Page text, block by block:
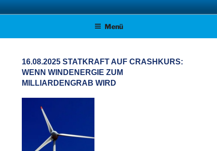
Zum
Inhalt AFD KREISVERBAND STADE
Menü
16.08.2025 STATKRAFT AUF CRASHKURS:
WENN WINDENERGIE ZUM
MILLIARDENGRAB WIRD